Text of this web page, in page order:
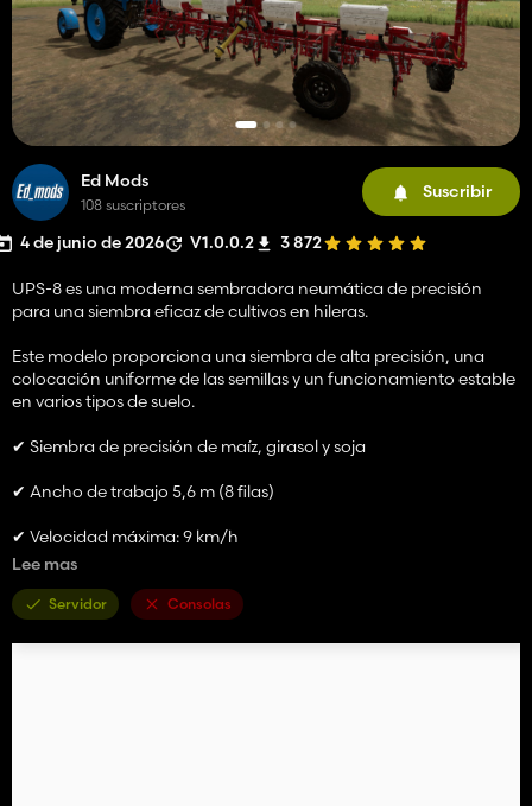
Ed Mods
108 suscriptores
Suscribir
4 de junio de 2026 V1.0.0.2 3 872
UPS-8 es una moderna sembradora neumática de precisión
para una siembra eficaz de cultivos en hileras.
Este modelo proporciona una siembra de alta precisión, una
colocación uniforme de las semillas y un funcionamiento estable
en varios tipos de suelo.
✔ Siembra de precisión de maíz, girasol y soja
✔ Ancho de trabajo 5,6 m (8 filas)
✔ Velocidad máxima: 9 km/h
✔ Apoyo a la fertilización
Lee mas
Servidor Consolas